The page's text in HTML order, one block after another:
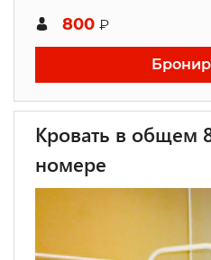
800 ₽
Кровать в общем
номере